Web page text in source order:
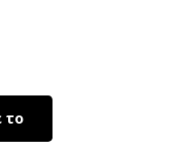
το